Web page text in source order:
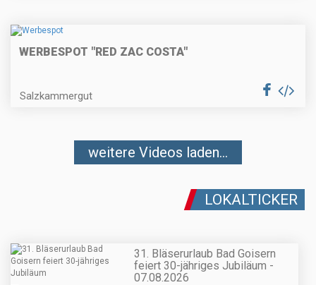
WERBESPOT "RED ZAC COSTA"
Salzkammergut
weitere Videos laden...
LOKALTICKER
31. Bläserurlaub Bad Goisern
feiert 30-jähriges Jubiläum -
07.08.2026